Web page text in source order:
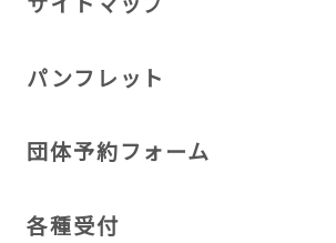
パンフレット
団体予約フォーム
各種受付